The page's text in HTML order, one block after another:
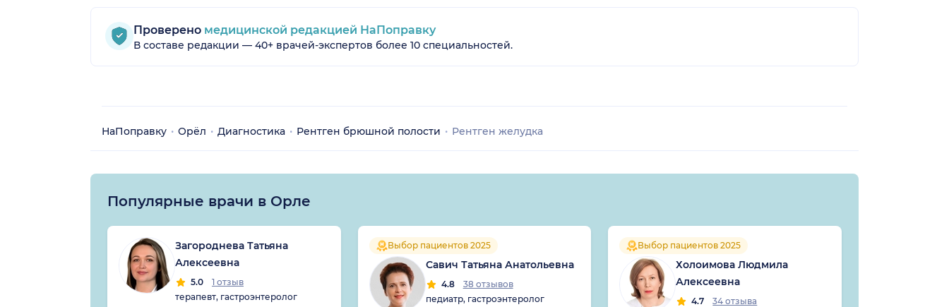
Проверено медицинской редакцией НаПоправку
В составе редакции — 40+ врачей-экспертов более 10 специальностей.
НаПоправку Орёл Диагностика Рентген брюшной полости Рентген желудка
Популярные врачи в Орле
Загороднева Татьяна
Алексеевна
5.0
1 отзыв
терапевт, гастроэнтеролог
Выбор пациентов 2025
Савич Татьяна Анатольевна
4.8
38 отзывов
педиатр, гастроэнтеролог
Выбор пациентов 2025
Холоимова Людмила
Алексеевна
4.7
34 отзыва